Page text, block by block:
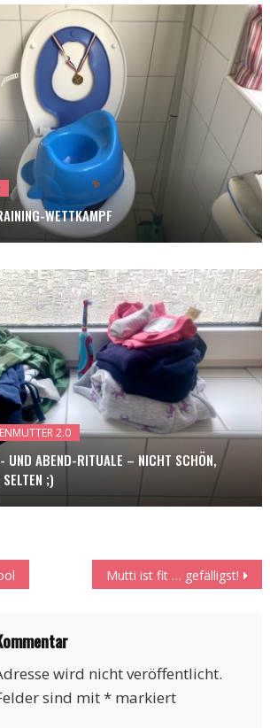
WETTKAMPF
2.0
UND ABEND-RITUALE – NICHT SCHÖN,
;)
Mutti ist fit … gefälligst!
wird nicht veröffentlicht.
sind mit*markiert